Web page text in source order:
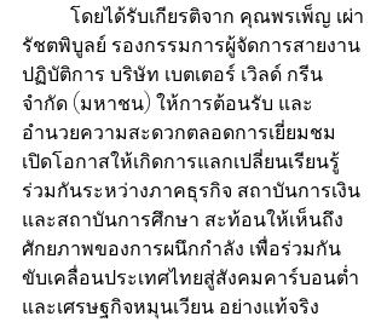
โดยได้รับเกียรติจาก คุณพรเพ็ญ เผ่า
รัชตพิบูลย์ รองกรรมการผู้จัดการสายงาน
ปฏิบัติการ บริษัท เบตเตอร์ เวิลด์ กรีน
จำกัด (มหาชน) ให้การต้อนรับ และ
อำนวยความสะดวกตลอดการเยี่ยมชม
เปิดโอกาสให้เกิดการแลกเปลี่ยนเรียนรู้
ร่วมกันระหว่างภาคธุรกิจ สถาบันการเงิน
และสถาบันการศึกษา สะท้อนให้เห็นถึง
ศักยภาพของการผนึกกำลัง เพื่อร่วมกัน
ขับเคลื่อนประเทศไทยสู่สังคมคาร์บอนต่ำ
และเศรษฐกิจหมุนเวียน อย่างแท้จริง